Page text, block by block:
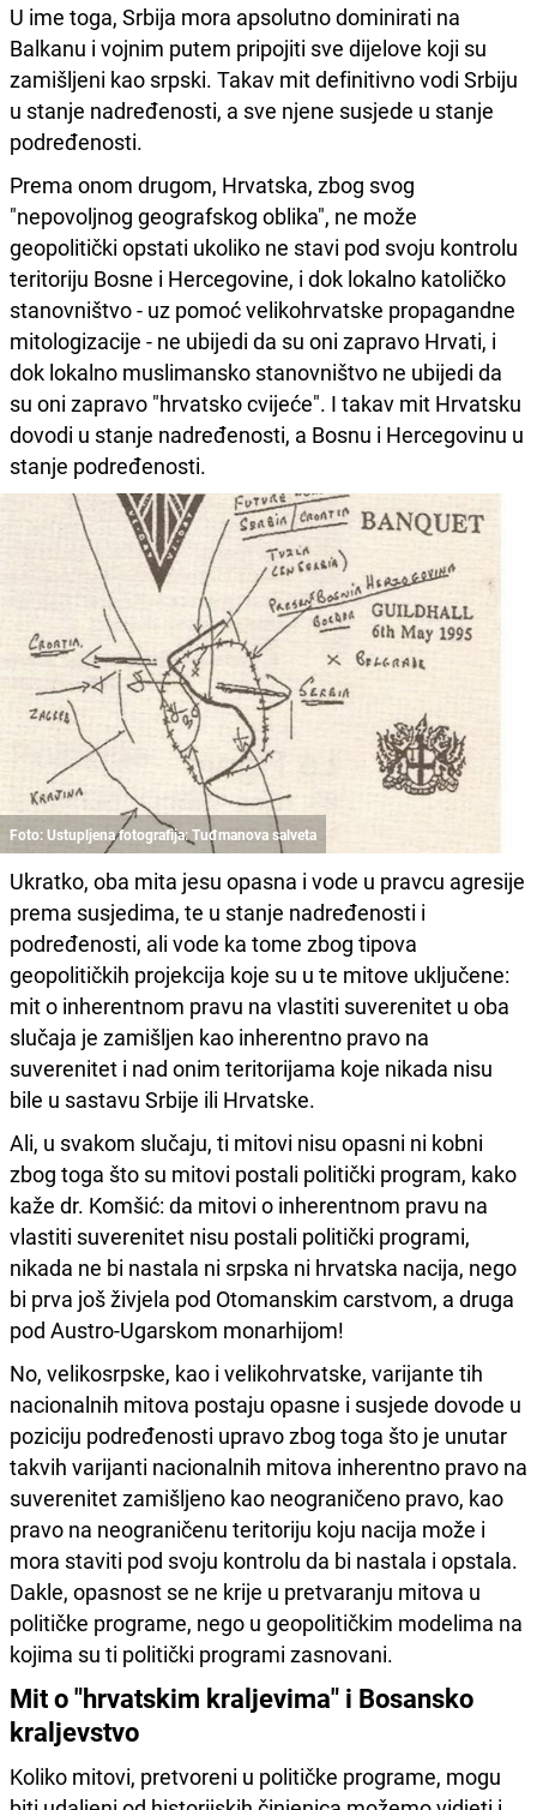
U ime toga, Srbija mora apsolutno dominirati na
Balkanu i vojnim putem pripojiti sve dijelove koji su
zamišljeni kao srpski. Takav mit definitivno vodi Srbiju
u stanje nadređenosti, a sve njene susjede u stanje
podređenosti.
Prema onom drugom, Hrvatska, zbog svog
"nepovoljnog geografskog oblika", ne može
geopolitički opstati ukoliko ne stavi pod svoju kontrolu
teritoriju Bosne i Hercegovine, i dok lokalno katoličko
stanovništvo - uz pomoć velikohrvatske propagandne
mitologizacije - ne ubijedi da su oni zapravo Hrvati, i
dok lokalno muslimansko stanovništvo ne ubijedi da
su oni zapravo "hrvatsko cvijeće". I takav mit Hrvatsku
dovodi u stanje nadređenosti, a Bosnu i Hercegovinu u
stanje podređenosti.
Foto: Ustupljena fotografija: Tuđmanova salveta
Ukratko, oba mita jesu opasna i vode u pravcu agresije
prema susjedima, te u stanje nadređenosti i
podređenosti, ali vode ka tome zbog tipova
geopolitičkih projekcija koje su u te mitove uključene:
mit o inherentnom pravu na vlastiti suverenitet u oba
slučaja je zamišljen kao inherentno pravo na
suverenitet i nad onim teritorijama koje nikada nisu
bile u sastavu Srbije ili Hrvatske.
Ali, u svakom slučaju, ti mitovi nisu opasni ni kobni
zbog toga što su mitovi postali politički program, kako
kaže dr. Komšić: da mitovi o inherentnom pravu na
vlastiti suverenitet nisu postali politički programi,
nikada ne bi nastala ni srpska ni hrvatska nacija, nego
bi prva još živjela pod Otomanskim carstvom, a druga
pod Austro-Ugarskom monarhijom!
No, velikosrpske, kao i velikohrvatske, varijante tih
nacionalnih mitova postaju opasne i susjede dovode u
poziciju podređenosti upravo zbog toga što je unutar
takvih varijanti nacionalnih mitova inherentno pravo na
suverenitet zamišljeno kao neograničeno pravo, kao
pravo na neograničenu teritoriju koju nacija može i
mora staviti pod svoju kontrolu da bi nastala i opstala.
Dakle, opasnost se ne krije u pretvaranju mitova u
političke programe, nego u geopolitičkim modelima na
kojima su ti politički programi zasnovani.
Mit o "hrvatskim kraljevima" i Bosansko
kraljevstvo
Koliko mitovi, pretvoreni u političke programe, mogu